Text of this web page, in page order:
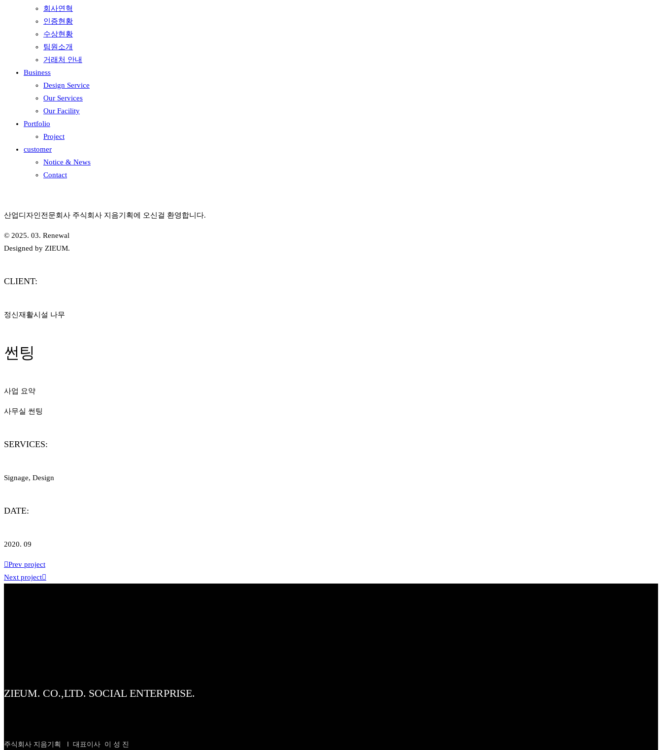
회사연혁
인증현황
수상현황
팀원소개
거래처 안내
Business
Design Service
Our Services
Our Facility
Portfolio
Project
customer
Notice & News
Contact
산업디자인전문회사 주식회사 지음기획에 오신걸 환영합니다.
© 2025. 03. Renewal
Designed by ZIEUM.
CLIENT:
정신재활시설 나무
썬팅
사업 요약
사무실 썬팅
SERVICES:
Signage, Design
DATE:
2020. 09
Prev project
Next project
ZIEUM. CO.,LTD. SOCIAL ENTERPRISE.
주식회사 지음기획 I 대표이사 이 성 진